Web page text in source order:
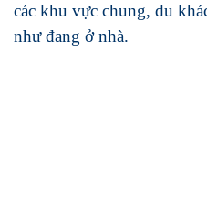
các khu vực chung, du
như đang ở nhà.